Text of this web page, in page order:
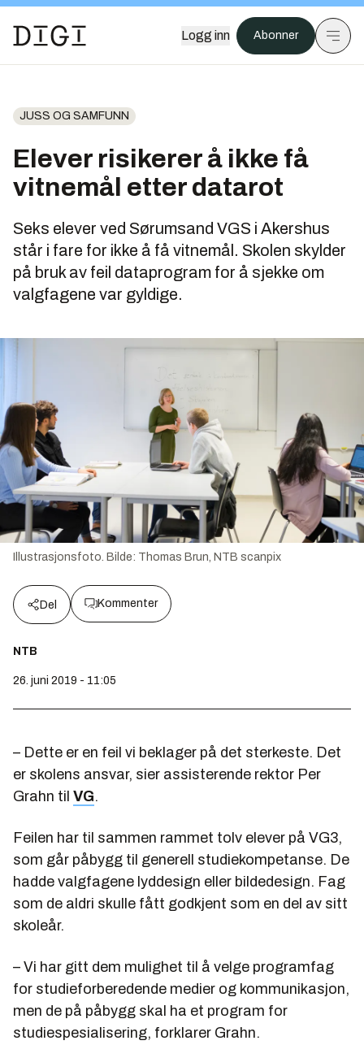
Logg inn Abonner
JUSS OG SAMFUNN
Elever risikerer å ikke få
vitnemål etter datarot
Seks elever ved Sørumsand VGS i Akershus
står i fare for ikke å få vitnemål. Skolen skylder
på bruk av feil dataprogram for å sjekke om
valgfagene var gyldige.
Illustrasjonsfoto. Bilde: Thomas Brun, NTB scanpix
Del Kommenter
NTB
26. juni 2019 - 11:05
– Dette er en feil vi beklager på det sterkeste. Det
er skolens ansvar, sier assisterende rektor Per
Grahn til VG.
Feilen har til sammen rammet tolv elever på VG3,
som går påbygg til generell studiekompetanse. De
hadde valgfagene lyddesign eller bildedesign. Fag
som de aldri skulle fått godkjent som en del av sitt
skoleår.
– Vi har gitt dem mulighet til å velge programfag
for studieforberedende medier og kommunikasjon,
men de på påbygg skal ha et program for
studiespesialisering, forklarer Grahn.